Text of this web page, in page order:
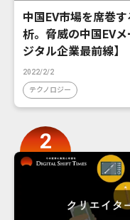
中国EV市場を席巻
析。脅威の中国EV
ジタル企業最前線】
2022/2/2
テクノロジー